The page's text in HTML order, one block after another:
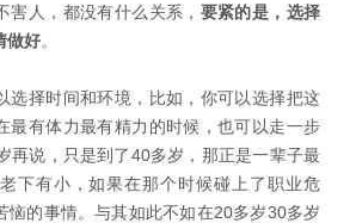
害人，都没有什么关系， 要紧的是，选择
做好。
选择时间和环境，比如，你可以选择把这
最有体力最有精力的时候，也可以走一步
再说，只是到了40多岁，那正是一辈子最
下有小，如果在那个时候碰上了职业危
恼的事情。与其如此不如在20多岁30多岁